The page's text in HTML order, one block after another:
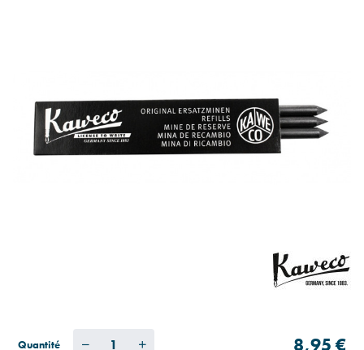
Quantité 8,95 €